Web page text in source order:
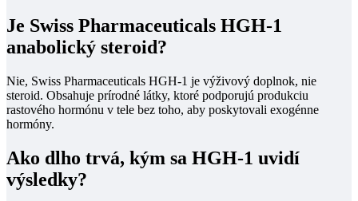
Je Swiss Pharmaceuticals HGH-1
anabolický steroid?
Nie, Swiss Pharmaceuticals HGH-1 je výživový doplnok, nie
steroid. Obsahuje prírodné látky, ktoré podporujú produkciu
rastového hormónu v tele bez toho, aby poskytovali exogénne
hormóny.
Ako dlho trvá, kým sa HGH-1 uvidí
výsledky?